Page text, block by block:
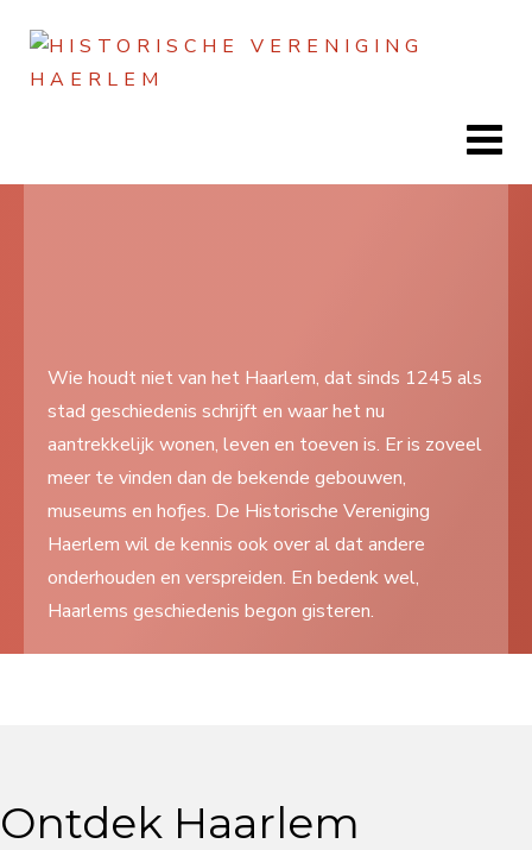
Lezen
Over ons
Search
Wie houdt niet van het Haarlem, dat sinds 1245 als
stad geschiedenis schrijft en waar het nu
aantrekkelijk wonen, leven en toeven is. Er is zoveel
meer te vinden dan de bekende gebouwen,
museums en hofjes. De Historische Vereniging
Haerlem wil de kennis ook over al dat andere
onderhouden en verspreiden. En bedenk wel,
Haarlems geschiedenis begon gisteren.
Ontdek Haarlem